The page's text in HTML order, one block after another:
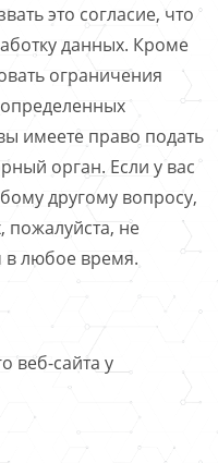
это согласие, что
данных. Кроме
ограничения
имеете право подать
орган. Если у вас
другому вопросу,
пожалуйста, не
в любое время.
веб-сайта у